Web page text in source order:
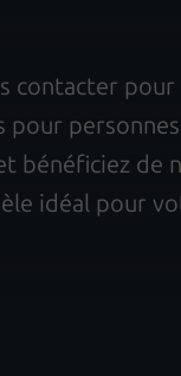
contacter
pour
bénéficiez de
idéal pour